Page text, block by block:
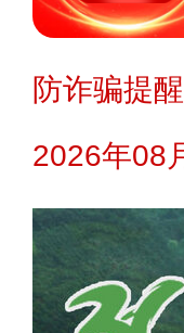
防诈骗提
2026年08